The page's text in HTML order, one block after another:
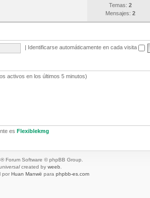
Temas: 2
Mensajes: 2
Identificarse automáticamente en cada visita
activos en los últimos 5 minutos)
es Flexiblekmg
® Forum Software © phpBB Group.
created by weeb
por Huan Manwë para phpbb-es.com